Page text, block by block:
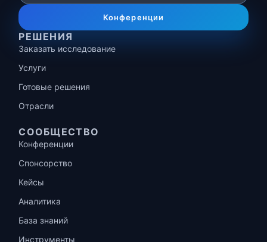
Конференции
РЕШЕНИЯ
Заказать исследование
Услуги
Готовые решения
Отрасли
СООБЩЕСТВО
Конференции
Спонсорство
Кейсы
Аналитика
База знаний
Инструменты